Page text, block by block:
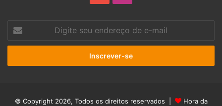
seu
endereço
e-
© Copyright 2026, Todos os direitos reservados | Hora da